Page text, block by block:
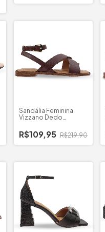
Sandália Feminina
Vizzano Dedo
R$109,95 R$219,90